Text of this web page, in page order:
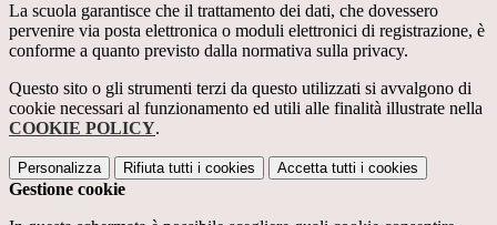
La scuola garantisce che il trattamento dei dati, che dovessero
pervenire via posta elettronica o moduli elettronici di registrazione, è
conforme a quanto previsto dalla normativa sulla privacy.
Questo sito o gli strumenti terzi da questo utilizzati si avvalgono di
cookie necessari al funzionamento ed utili alle finalità illustrate nella
COOKIE POLICY.
Personalizza Rifiuta tutti i cookies Accetta tutti i cookies
Gestione cookie